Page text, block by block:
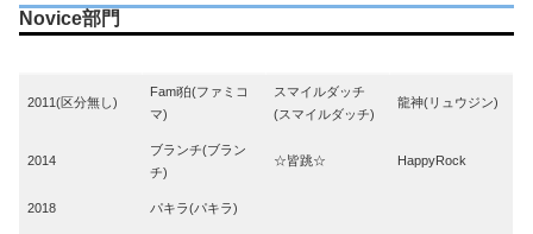
Novice部門
2011(区分無し)
Fami狛(ファミコ
マ)
スマイルダッチ
(スマイルダッチ)
龍神(リュウジン)
2014
ブランチ(ブラン
チ)
☆皆跳☆ HappyRock
2018 パキラ(パキラ)